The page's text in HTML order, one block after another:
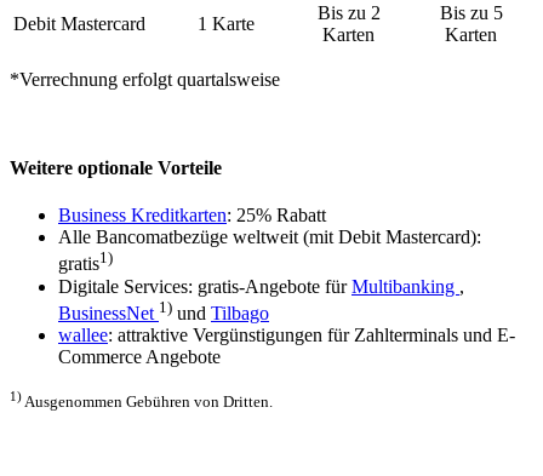
Debit Mastercard
1 Karte
Bis zu 2
Karten
Bis zu 5
Karten
*Verrechnung erfolgt quartalsweise
Weitere optionale Vorteile
Business Kreditkarten: 25% Rabatt
Alle Bancomatbezüge weltweit (mit Debit Mastercard):
gratis1)
Digitale Services: gratis-Angebote fürMultibanking ,
BusinessNet 1) und Tilbago
wallee: attraktive Vergünstigungen für Zahlterminals und E-
Commerce Angebote
1) Ausgenommen Gebühren von Dritten.